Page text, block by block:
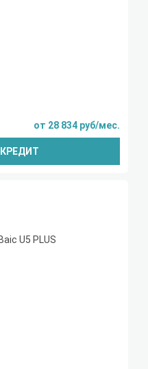
от 28 834 руб/мес.